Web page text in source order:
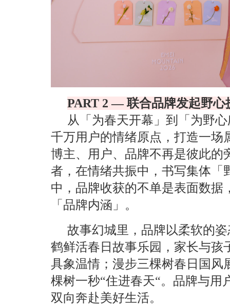
PART 2 — 联合品牌发起野心
从「为春天开幕」到「为野
千万用户的情绪原点，打造一场
博主、用户、品牌不再是彼此的
者，在情绪共振中，书写集体「
中，品牌收获的不单是表面数据
「品牌内涵」。
故事幻城里，品牌以柔软的
鹤鲜活春日故事乐园，家长与孩
具象温情；漫步三棵树春日国风
棵树一秒“住进春天“。品牌与用
双向奔赴美好生活。